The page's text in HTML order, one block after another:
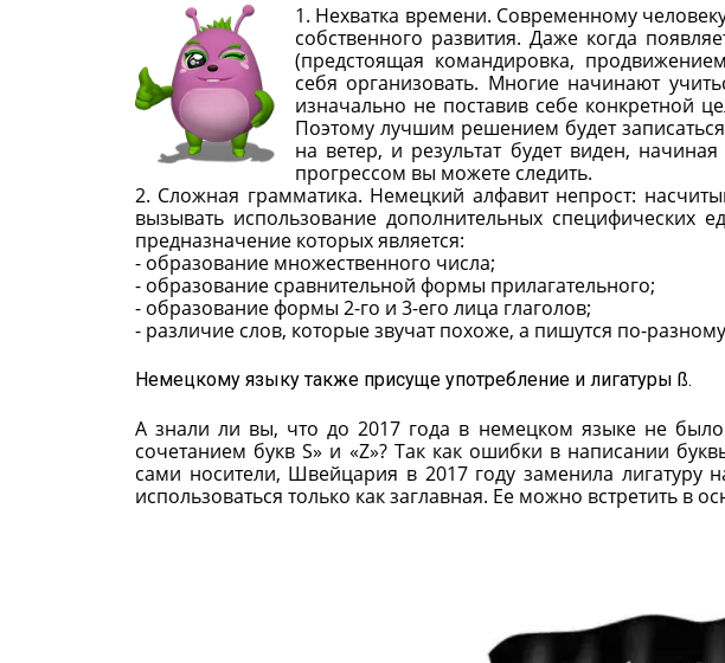
1. Нехватка времени. Современному
собственного развития. Даже когда
(предстоящая командировка,
себя организовать. Многие начинают
изначально не поставив себе конкретной
Поэтому лучшим решением будет
на ветер, и результат будет виден,
прогрессом вы можете следить.
2. Сложная грамматика. Немецкий алфавит непрост:
вызывать использование дополнительных специфических
предназначение которых является:
- образование множественного числа;
- образование сравнительной формы прилагательного;
- образование формы 2-го и 3-его лица глаголов;
- различие слов, которые звучат похоже, а пишутся по-
Немецкому языку также присуще употребление и лигатуры ß.
А знали ли вы, что до 2017 года в немецком языке не
сочетанием букв S» и «Z»? Так как ошибки в написании
сами носители, Швейцария в 2017 году заменила лигатуру
использоваться только как заглавная. Ее можно встретить в